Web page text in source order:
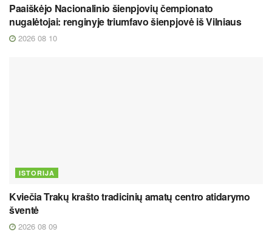
Paaiškėjo Nacionalinio šienpjovių čempionato
nugalėtojai: renginyje triumfavo šienpjovė iš Vilniaus
2026 08 10
ISTORIJA
Kviečia Trakų krašto tradicinių amatų centro atidarymo
šventė
2026 08 09